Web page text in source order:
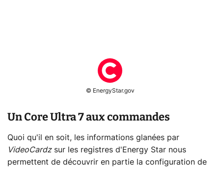
© EnergyStar.gov
Un Core Ultra 7 aux commandes
Quoi qu'il en soit, les informations glanées par
VideoCardzsur les registres d'Energy Star nous
permettent de découvrir en partie la configuration de